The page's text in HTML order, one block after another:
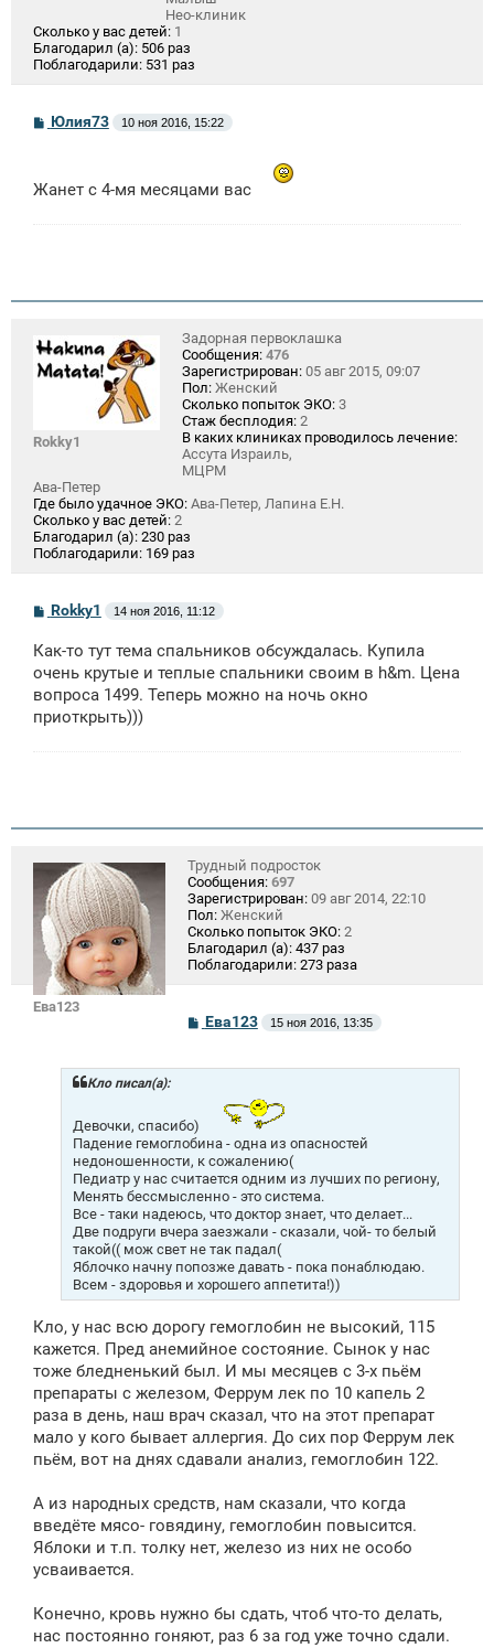
Нео-клиник
Сколько у вас детей: 1
Благодарил (а): 506 раз
Поблагодарили: 531 раз
С
щ
е
Юлия73 10 ноя 2016, 15:22
Жанет с 4-мя месяцами вас
Rokky1
Задорная первоклашка
Сообщения: 476
Зарегистрирован: 05 авг 2015, 09:07
Пол: Женский
Сколько попыток ЭКО: 3
Стаж бесплодия: 2
В каких клиниках проводилось лечение:
Ассута Израиль,
МЦРМ
Ава-Петер
Где было удачное ЭКО: Ава-Петер, Лапина Е.Н.
Сколько у вас детей: 2
Благодарил (а): 230 раз
Поблагодарили: 169 раз
С
б
щ
н
и
Rokky1 14 ноя 2016, 11:12
Как-то тут тема спальников обсуждалась. Купила
очень крутые и теплые спальники своим в h&m. Цена
вопроса 1499. Теперь можно на ночь окно
приоткрыть)))
Ева123
Трудный подросток
Сообщения: 697
Зарегистрирован: 09 авг 2014, 22:10
Пол: Женский
Сколько попыток ЭКО: 2
Благодарил (а): 437 раз
Поблагодарили: 273 раза
С
б
е
Ева123 15 ноя 2016, 13:35
Кло писал(а):
Девочки, спасибо)
Падение гемоглобина - одна из опасностей
недоношенности, к сожалению(
Педиатр у нас считается одним из лучших по региону,
Менять бессмысленно - это система.
Все - таки надеюсь, что доктор знает, что делает...
Две подруги вчера заезжали - сказали, чой- то белый
такой(( мож свет не так падал(
Яблочко начну попозже давать - пока понаблюдаю.
Всем - здоровья и хорошего аппетита!))
Кло, у нас всю дорогу гемоглобин не высокий, 115
кажется. Пред анемийное состояние. Сынок у нас
тоже бледненький был. И мы месяцев с 3-х пьём
препараты с железом, Феррум лек по 10 капель 2
раза в день, наш врач сказал, что на этот препарат
мало у кого бывает аллергия. До сих пор Феррум лек
пьём, вот на днях сдавали анализ, гемоглобин 122.
А из народных средств, нам сказали, что когда
введёте мясо- говядину, гемоглобин повысится.
Яблоки и т.п. толку нет, железо из них не особо
усваивается.
Конечно, кровь нужно бы сдать, чтоб что-то делать,
нас постоянно гоняют, раз 6 за год уже точно сдали.